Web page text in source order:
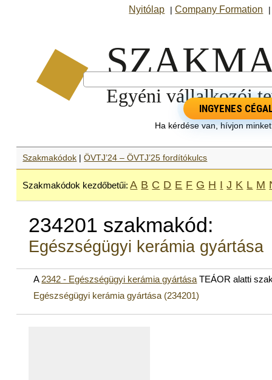
Nyitólap |Company Formation
INGYENES
Ha kérdése van, hívjon
Szakmakódok |ÖVTJ’24 – ÖVTJ’25 fordítókulcs
Szakmakódok kezdőbetűi: A B C D E F G H I J K L M
234201 szakmakód:
Egészségügyi kerámia gyártása
A 2342 - Egészségügyi kerámia gyártása TEÁOR alatti
Egészségügyi kerámia gyártása (234201)